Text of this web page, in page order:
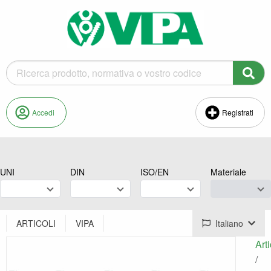
Accedi Registrati
UNI DIN ISO/EN Materiale
ARTICOLI VIPA Italiano
/